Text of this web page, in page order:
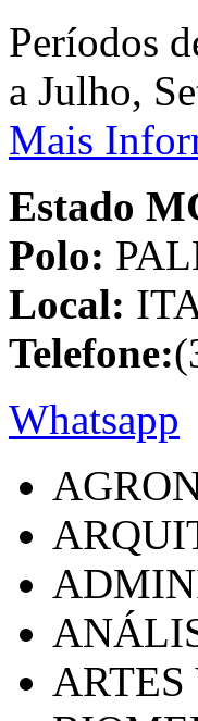
Períodos
a Julho,
Mais
Estado
Polo:
Local:
Telefone:
Whatsapp